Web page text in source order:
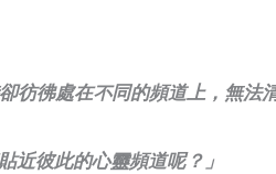
彷彿處在不同的頻道上，無
近彼此的心靈頻道呢？」